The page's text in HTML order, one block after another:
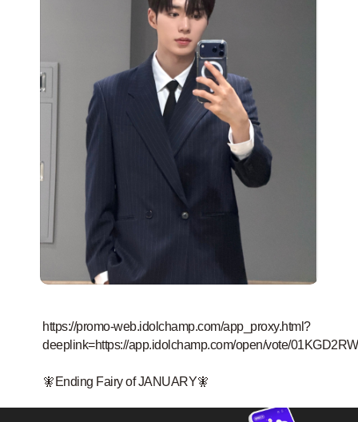
https://promo-web.idolchamp.com/app_proxy.html?
deeplink=https://app.idolchamp.com/open/vote/